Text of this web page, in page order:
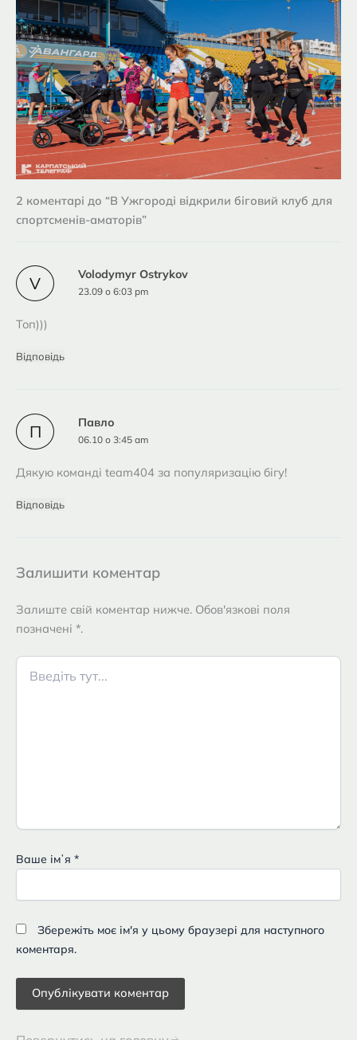
2 коментарі до “В Ужгороді відкрили біговий клуб для
спортсменів-аматорів”
V Volodymyr Ostrykov
23.09 о 6:03 pm
Топ)))
Відповідь
П Павло
06.10 о 3:45 am
Дякую команді team404 за популяризацію бігу!
Відповідь
Залишити коментар
Залиште свій коментар нижче. Обов'язкові поля
позначені *.
Введіть
тут...
Ваше імʼя *
Збережіть моє ім'я у цьому браузері для наступного
коментаря.